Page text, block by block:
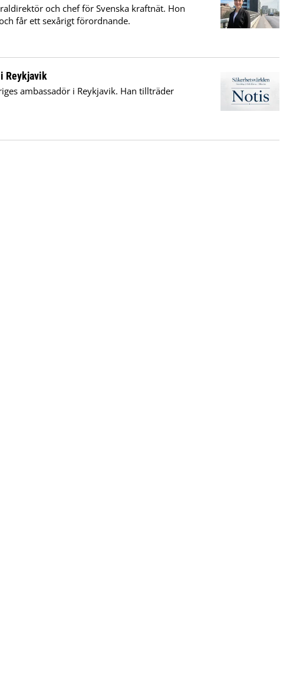
och chef för Svenska kraftnät. Hon
får ett sexårigt förordnande.
Reykjavik
ambassadör i Reykjavik. Han tillträder